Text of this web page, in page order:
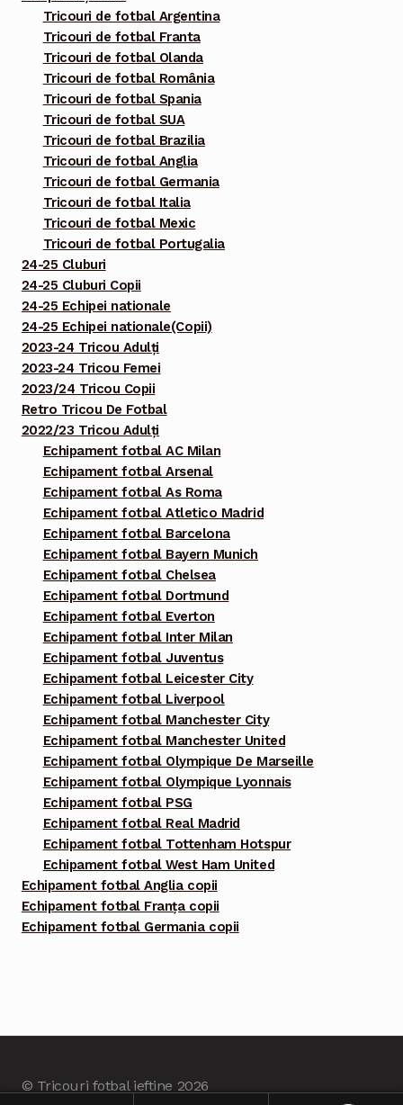
Tricouri de fotbal Argentina
Tricouri de fotbal Franta
Tricouri de fotbal Olanda
Tricouri de fotbal România
Tricouri de fotbal Spania
Tricouri de fotbal SUA
Tricouri de fotbal Brazilia
Tricouri de fotbal Anglia
Tricouri de fotbal Germania
Tricouri de fotbal Italia
Tricouri de fotbal Mexic
Tricouri de fotbal Portugalia
24-25 Cluburi
24-25 Cluburi Copii
24-25 Echipei nationale
24-25 Echipei nationale(Copii)
2023-24 Tricou Adulți
2023-24 Tricou Femei
2023/24 Tricou Copii
Retro Tricou De Fotbal
2022/23 Tricou Adulți
Echipament fotbal AC Milan
Echipament fotbal Arsenal
Echipament fotbal As Roma
Echipament fotbal Atletico Madrid
Echipament fotbal Barcelona
Echipament fotbal Bayern Munich
Echipament fotbal Chelsea
Echipament fotbal Dortmund
Echipament fotbal Everton
Echipament fotbal Inter Milan
Echipament fotbal Juventus
Echipament fotbal Leicester City
Echipament fotbal Liverpool
Echipament fotbal Manchester City
Echipament fotbal Manchester United
Echipament fotbal Olympique De Marseille
Echipament fotbal Olympique Lyonnais
Echipament fotbal PSG
Echipament fotbal Real Madrid
Echipament fotbal Tottenham Hotspur
Echipament fotbal West Ham United
Echipament fotbal Anglia copii
Echipament fotbal Franța copii
Echipament fotbal Germania copii
© Tricouri fotbal ieftine 2026